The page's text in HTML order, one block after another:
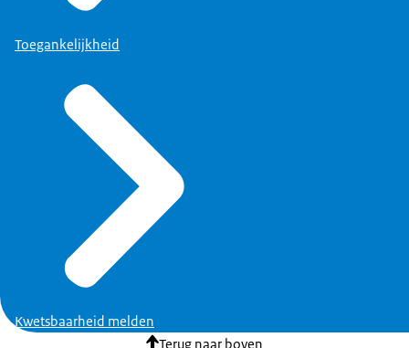
Toegankelijkheid
Kwetsbaarheid melden
Terug naar boven